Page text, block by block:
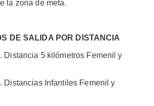
la zona de meta.
DE SALIDA POR DISTANCIA
Distancia 5 kilómetros Femenil y
Distancias Infantiles Femenil y